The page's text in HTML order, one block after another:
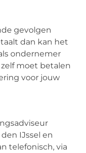
gevolgen
dan kan het
ondernemer
moet betalen
voor jouw
IJssel en
telefonisch, via